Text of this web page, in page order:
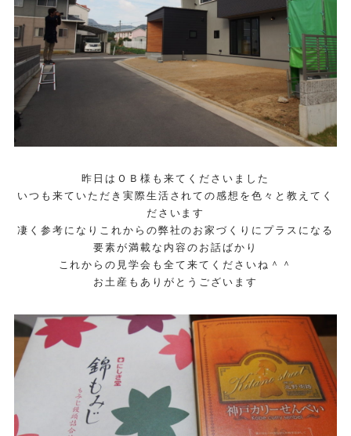
昨日はＯＢ様も来てくださいました
いつも来ていただき実際生活されての感想を色々と教えてく
ださいます
凄く参考になりこれからの弊社のお家づくりにプラスになる
要素が満載な内容のお話ばかり
これからの見学会も全て来てくださいね＾＾
お土産もありがとうございます